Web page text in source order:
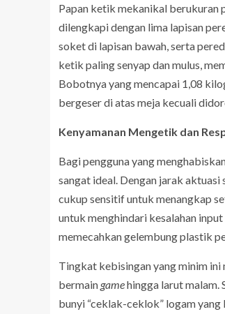
Papan ketik mekanikal berukuran
dilengkapi dengan lima lapisan
soket di lapisan bawah, serta
ketik paling senyap dan mulus,
Bobotnya yang mencapai 1,08
bergeser di atas meja kecuali
Kenyamanan Mengetik dan
Bagi pengguna yang
sangat ideal. Dengan jarak
cukup sensitif untuk menangkap
untuk menghindari kesalahan input
memecahkan gelembung plastik
Tingkat kebisingan yang minim
bermain gamehingga larut malam.
bunyi “ceklak-ceklok” logam